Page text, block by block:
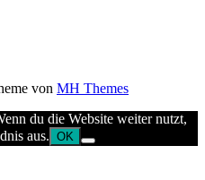
von MH Themes
du die Website weiter nutzt,
aus. OK